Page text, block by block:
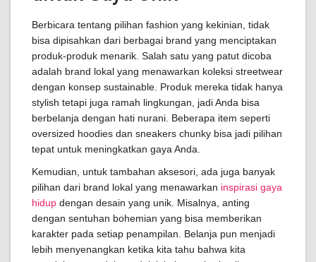
Berbicara tentang pilihan fashion yang kekinian, tidak
bisa dipisahkan dari berbagai brand yang menciptakan
produk-produk menarik. Salah satu yang patut dicoba
adalah brand lokal yang menawarkan koleksi streetwear
dengan konsep sustainable. Produk mereka tidak hanya
stylish tetapi juga ramah lingkungan, jadi Anda bisa
berbelanja dengan hati nurani. Beberapa item seperti
oversized hoodies dan sneakers chunky bisa jadi pilihan
tepat untuk meningkatkan gaya Anda.
Kemudian, untuk tambahan aksesori, ada juga banyak
pilihan dari brand lokal yang menawarkan inspirasi gaya
hidup dengan desain yang unik. Misalnya, anting
dengan sentuhan bohemian yang bisa memberikan
karakter pada setiap penampilan. Belanja pun menjadi
lebih menyenangkan ketika kita tahu bahwa kita